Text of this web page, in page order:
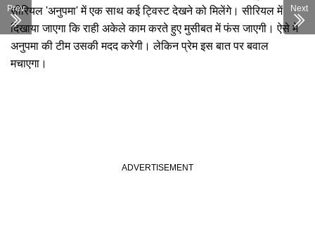
सीरियल 'अनुपमा' में एक साथ कई ट्विस्ट देखने को मिलेंगे। सीरियल में
दिखाया जाएगा कि राही अकेले काम करते हुए मुसीबत में फंस जाएगी। ऐसे में
अनुपमा की टीम उसकी मदद करेगी। लेकिन प्रेम इस बात पर बवाल
मचाएगा।
Prev Next